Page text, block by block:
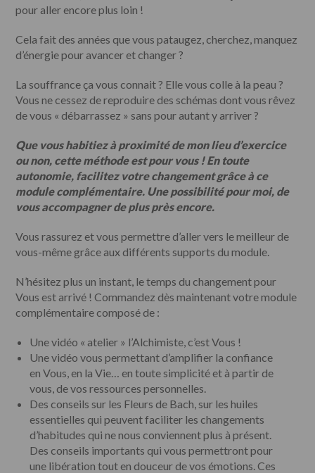
pour aller encore plus loin !
Cela fait des années que vous pataugez, cherchez, manquez
d’énergie pour avancer et changer ?
La souffrance ça vous connait ? Elle vous colle à la peau ?
Vous ne cessez de reproduire des schémas dont vous rêvez
de vous « débarrassez » sans pour autant y arriver ?
Que vous habitiez à proximité de mon lieu d’exercice
ou non, cette méthode est pour vous ! En toute
autonomie, facilitez votre changement grâce à ce
module complémentaire. Une possibilité pour moi, de
vous accompagner de plus près encore.
Vous rassurez et vous permettre d’aller vers le meilleur de
vous-même grâce aux différents supports du module.
N’hésitez plus un instant, le temps du changement pour
Vous est arrivé ! Commandez dès maintenant votre module
complémentaire composé de :
Une vidéo « atelier » l’Alchimiste, c’est Vous !
Une vidéo vous permettant d’amplifier la confiance
en Vous, en la Vie… en toute simplicité et à partir de
vous, de vos ressources personnelles.
Des conseils sur les Fleurs de Bach, sur les huiles
essentielles qui peuvent faciliter les changements
d’habitudes qui ne nous conviennent plus à présent.
Des conseils importants qui vous permettront pour
une libération tout en douceur de vos émotions. Ces